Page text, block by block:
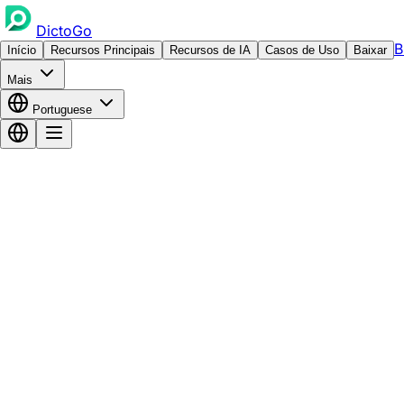
DictoGo
Início Recursos Principais Recursos de IA Casos de Uso Baixar
Mais
Portuguese